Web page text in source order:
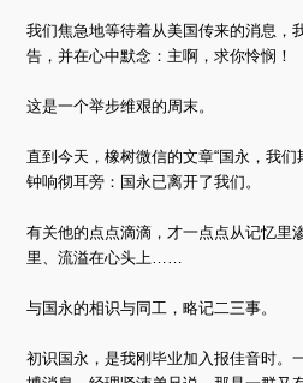
我们焦急地等待着从美国传来的消息，
告，并在心中默念：主啊，求你怜悯！
这是一个举步维艰的周末。
直到今天，橡树微信的文章“国永，我
钟响彻耳旁：国永已离开了我们。
有关他的点点滴滴，才一点点从记忆里
里、流溢在心头上……
与国永的相识与同工，略记二三事。
初识国永，是我刚毕业加入报佳音时。